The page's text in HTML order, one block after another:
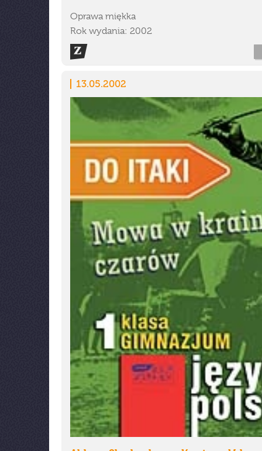
Oprawa miękka
Rok wydania: 2002
13.05.2002